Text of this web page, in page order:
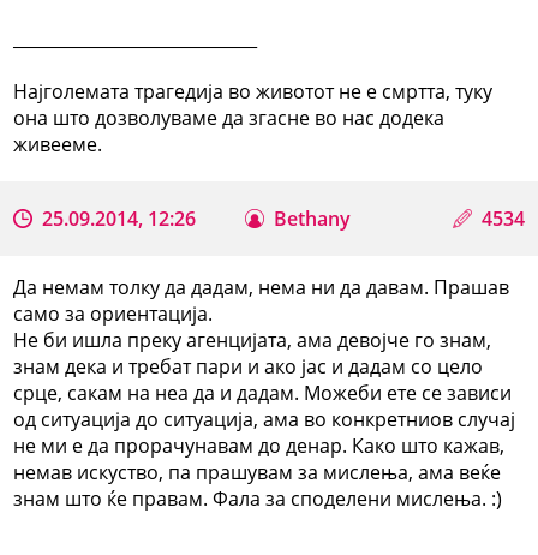
Најголемата трагедија во животот не е смртта, туку
она што дозволуваме да згасне во нас додека
живееме.
25.09.2014, 12:26 Bethany 4534
Да немам толку да дадам, нема ни да давам. Прашав
само за ориентација.
Не би ишла преку агенцијата, ама девојче го знам,
знам дека и требат пари и ако јас и дадам со цело
срце, сакам на неа да и дадам. Можеби ете се зависи
од ситуација до ситуација, ама во конкретниов случај
не ми е да прорачунавам до денар. Како што кажав,
немав искуство, па прашувам за мислења, ама веќе
знам што ќе правам. Фала за споделени мислења. :)